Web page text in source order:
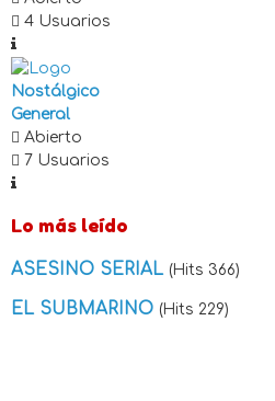
4 Usuarios
Nostálgico
General
Abierto
7 Usuarios
Lo más leído
ASESINO SERIAL (Hits 366)
EL SUBMARINO (Hits 229)